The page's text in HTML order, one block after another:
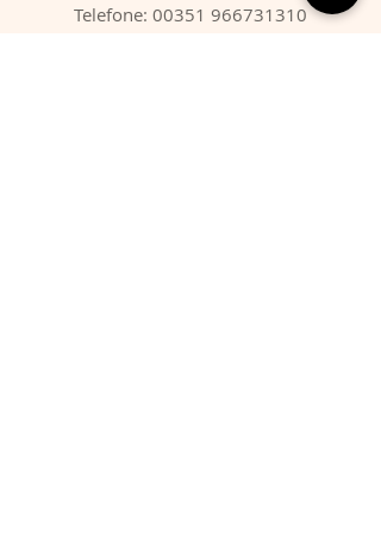
Telefone: 00351 966731310